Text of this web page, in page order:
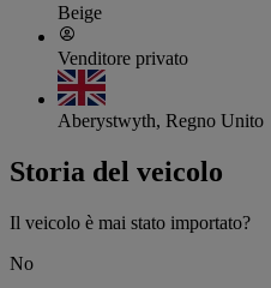
Beige
Venditore privato
Aberystwyth, Regno Unito
Storia del veicolo
Il veicolo è mai stato importato?
No